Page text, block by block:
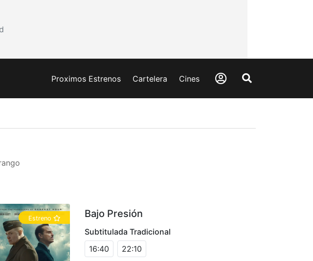
Proximos Estrenos Cartelera Cines
Estreno Bajo Presión
Subtitulada Tradicional
16:40
22:10